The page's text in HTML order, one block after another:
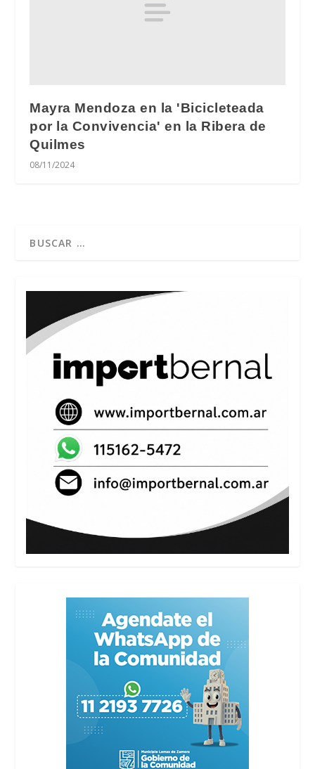
Mayra Mendoza en la 'Bicicleteada
por la Convivencia' en la Ribera de
Quilmes
08/11/2024